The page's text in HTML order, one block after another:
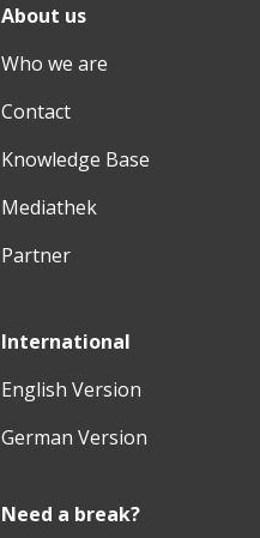
About us
Who we are
Contact
Knowledge Base
Mediathek
Partner
International
English Version
German Version
Need a break?